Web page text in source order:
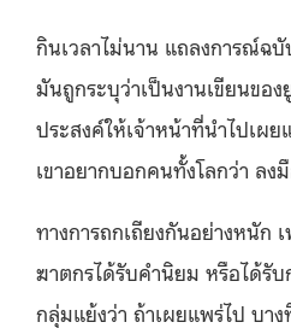
กินเวลาไม่นาน แถลงการณ์ฉ
มันถูกระบุว่าเป็นงานเขียนขอ
ประสงค์ให้เจ้าหน้าที่นำไปเผ
เขาอยากบอกคนทั้งโลกว่า ลง
ทางการถกเถียงกันอย่างหนัก
ฆาตกรได้รับคำนิยม หรือได้รั
กลุ่มแย้งว่า ถ้าเผยแพร่ไป บา